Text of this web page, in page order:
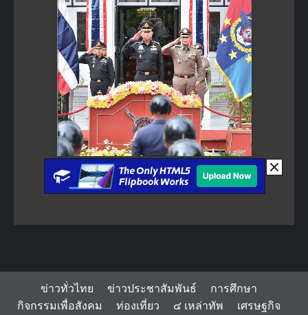
ข่าวทั่วไทย ข่าวประชาสัมพันธ์
การศึกษา
กิจกรรมเพื่อสังคม
ท่องเที่ยว ๔ เหล่าทัพ เศรษฐกิจ